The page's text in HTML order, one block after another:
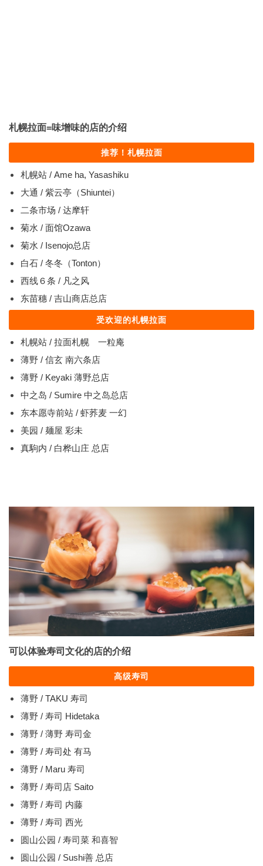
札幌拉面=味增味的店的介绍
推荐！札幌拉面
札幌站 / Ame ha, Yasashiku
大通 / 紫云亭（Shiuntei）
二条市场 / 达摩轩
菊水 / 面馆Ozawa
菊水 / Isenojo总店
白石 / 冬冬（Tonton）
西线６条 / 凡之风
东苗穗 / 吉山商店总店
受欢迎的札幌拉面
札幌站 / 拉面札幌 一粒庵
薄野 / 信玄 南六条店
薄野 / Keyaki 薄野总店
中之岛 / Sumire 中之岛总店
东本愿寺前站 / 虾荞麦 一幻
美园 / 麺屋 彩未
真駒内 / 白桦山庄 总店
可以体验寿司文化的店的介绍
高级寿司
薄野 / TAKU 寿司
薄野 / 寿司 Hidetaka
薄野 / 薄野 寿司金
薄野 / 寿司处 有马
薄野 / Maru 寿司
薄野 / 寿司店 Saito
薄野 / 寿司 内藤
薄野 / 寿司 西光
圆山公园 / 寿司菜 和喜智
圆山公园 / Sushi善 总店